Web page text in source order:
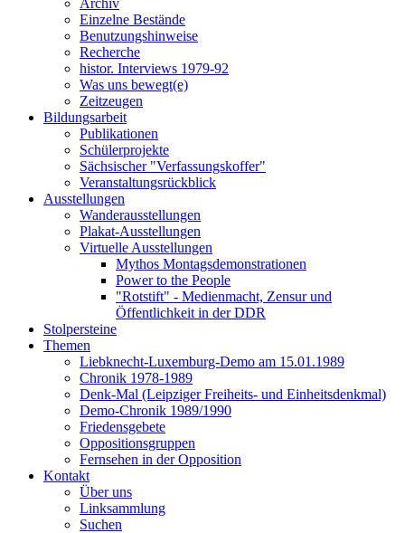
Archiv
Einzelne Bestände
Benutzungshinweise
Recherche
histor. Interviews 1979-92
Was uns bewegt(e)
Zeitzeugen
Bildungsarbeit
Publikationen
Schülerprojekte
Sächsischer "Verfassungskoffer"
Veranstaltungsrückblick
Ausstellungen
Wanderausstellungen
Plakat-Ausstellungen
Virtuelle Ausstellungen
Mythos Montagsdemonstrationen
Power to the People
"Rotstift" - Medienmacht, Zensur und
Öffentlichkeit in der DDR
Stolpersteine
Themen
Liebknecht-Luxemburg-Demo am 15.01.1989
Chronik 1978-1989
Denk-Mal (Leipziger Freiheits- und Einheitsdenkmal)
Demo-Chronik 1989/1990
Friedensgebete
Oppositionsgruppen
Fernsehen in der Opposition
Kontakt
Über uns
Linksammlung
Suchen